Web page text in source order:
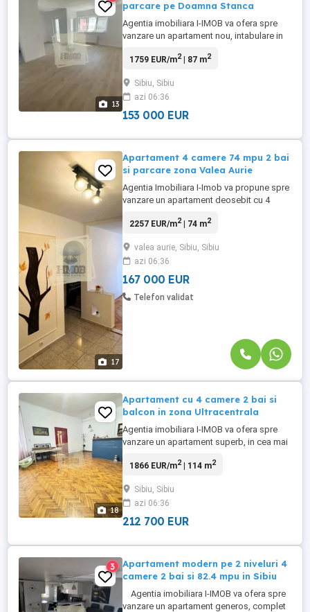
13
parcare pe Doamna Stanca
Agentia imobiliara I-IMOB va ofera spre
vanzare un apartament nou, intabulare in
cheie), in Sibiu zona Doamna Stanca -
105 mp din care 87 mp utili, situat la etajul
1 din 7 al unui imobil cu lift, cu 4 camere. 2
bai ...
1759 EUR/m2| 87 m2
Sibiu, Sibiu
azi 06:36
153 000 EUR
17
Apartament 4 camere 74 mpu 2 bai
si parcare zona Valea Aurie
Agentia Imobiliara I-Imob va propune spre
vanzare un apartament deosebit cu 4
la etajul 1 al unui imobil amplasat intr-o
vis de padure ndash; un cadru ideal pentru
familii sau pentru cei care isi doresc
intimitate, ...
2257 EUR/m2| 74 m2
valea aurie, Sibiu, Sibiu
azi 06:36
167 000 EUR
Telefon validat
18
Apartament cu 4 camere 2 bai si
balcon in zona Ultracentrala
Agentia imobiliara I-IMOB va ofera spre
vanzare un apartament superb, in cea mai
Ultracentrala, pretabil atat locuinta cat si
imparti intr-un apartament cu 2 camere si
o garsoniera), situat la etajul 1 al unei vile
edificate din caramida. Apartamentul ...
1866 EUR/m2| 114 m2
Sibiu, Sibiu
azi 06:36
212 700 EUR
3
Apartament modern pe 2 niveluri 4
camere 2 bai si 82.4 mpu in Sibiu
Agentia imobiliara I-IMOB va ofera spre
vanzare un apartament generos, complet